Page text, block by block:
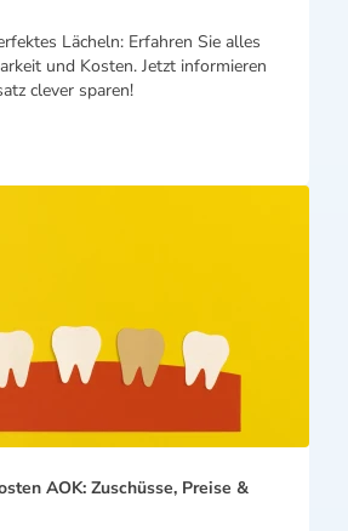
Lächeln: Erfahren Sie alles
und Kosten. Jetzt informieren
clever sparen!
AOK: Zuschüsse, Preise &